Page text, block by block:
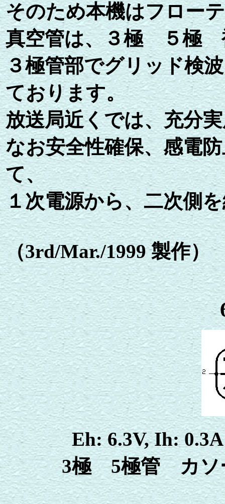
そのため本機はフロー
真空管は、３極 ５極
３極管部でグリッド検
ております。
放送局近くでは、充分
なお安全性確保、感電
て、
１次電源から、二次側
（3rd/Mar./1999 製作）
Eh: 6.3V, Ih:
3極 5極管 カ